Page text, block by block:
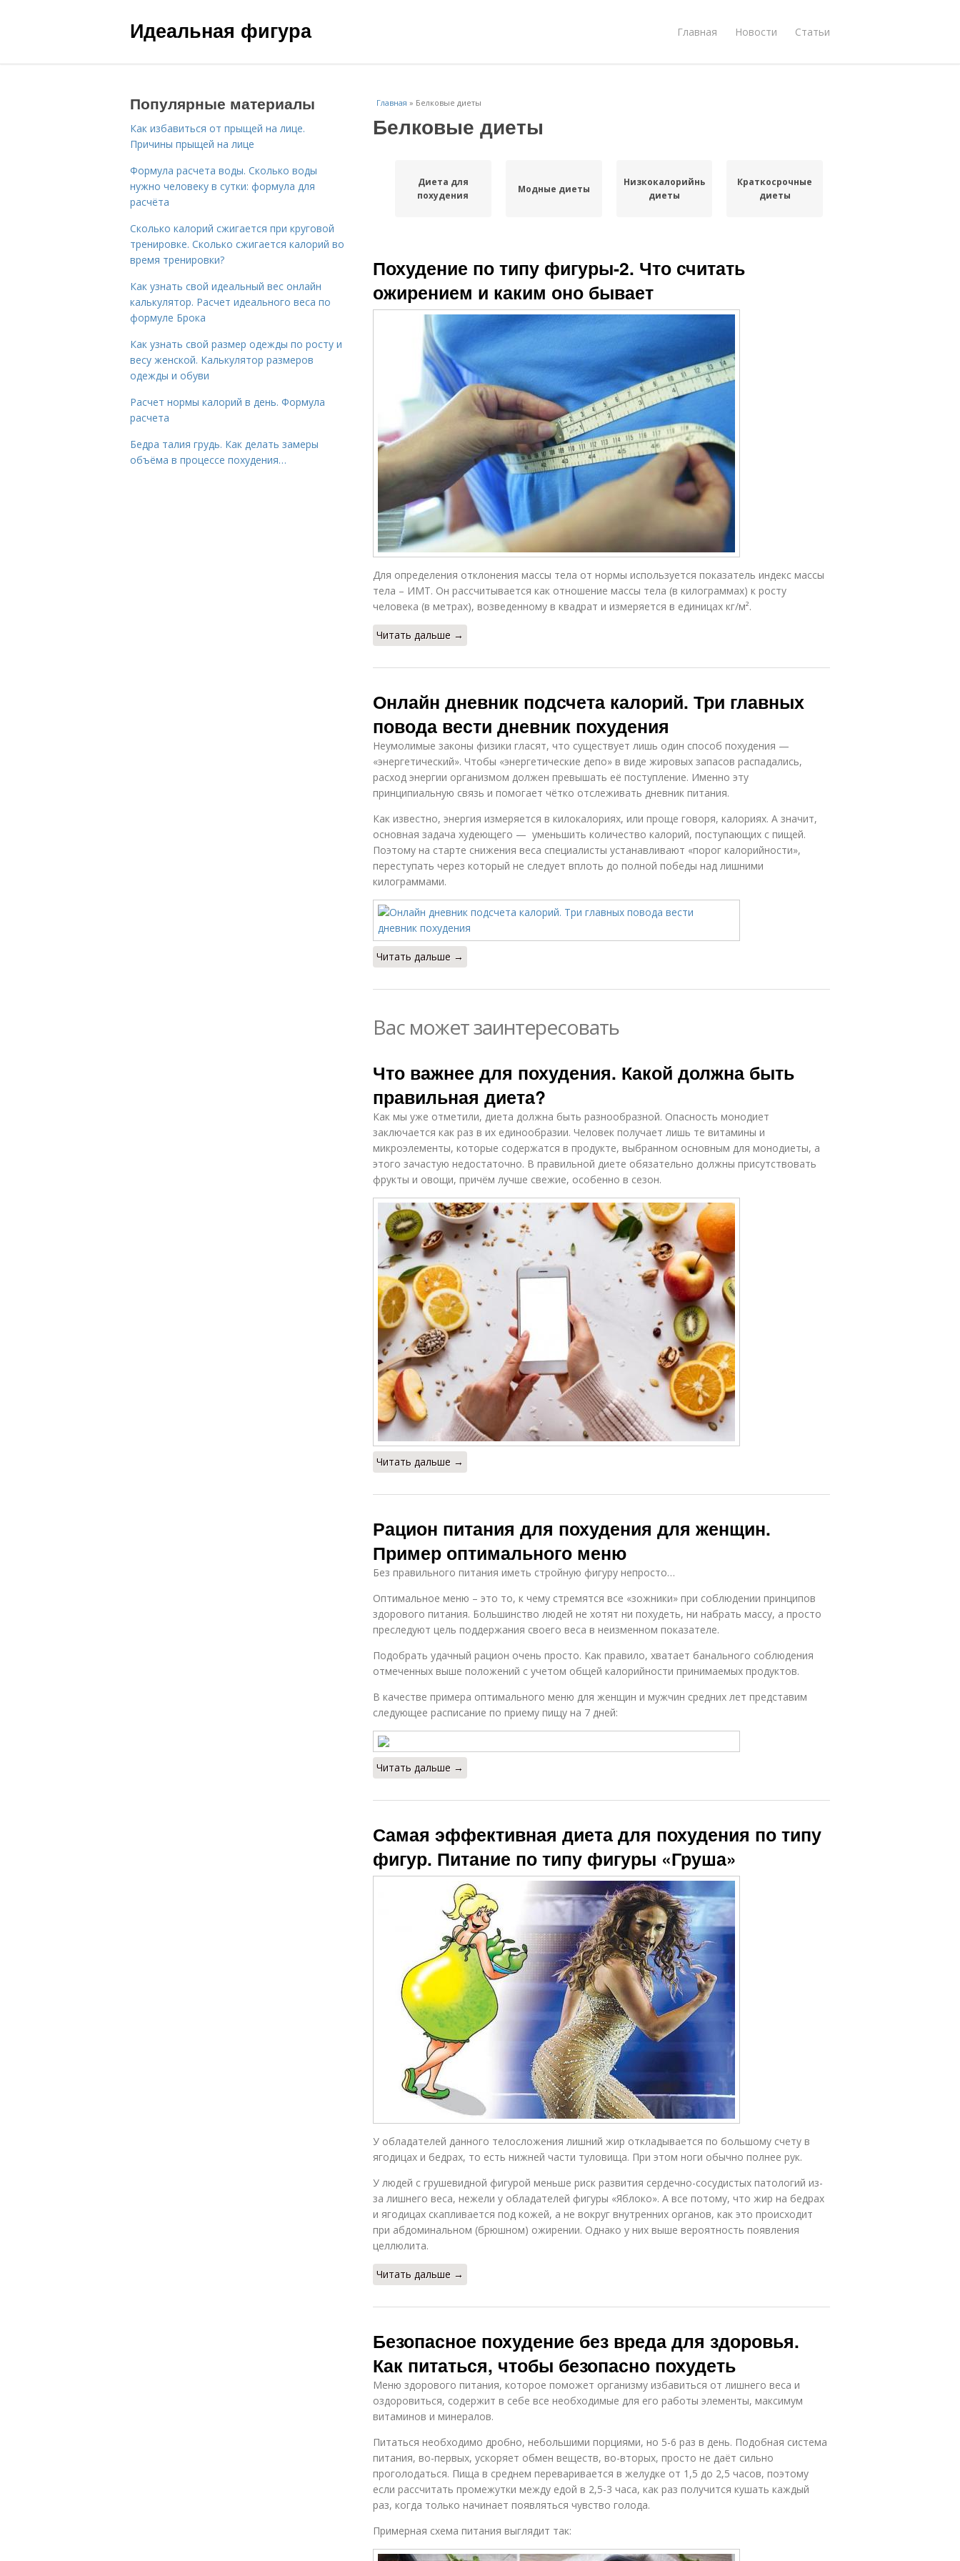
Идеальная фигура Главная Новости Статьи
Главная » Белковые диеты
Белковые диеты
Диета для
похудения
Модные диеты
Низкокалорийные
диеты
Краткосрочные
диеты
Похудение по типу фигуры-2. Что считать
ожирением и каким оно бывает
Для определения отклонения массы тела от нормы используется показатель индекс массы
тела – ИМТ. Он рассчитывается как отношение массы тела (в килограммах) к росту
человека (в метрах), возведенному в квадрат и измеряется в единицах кг/м².
Читать дальше →
Онлайн дневник подсчета калорий. Три главных
повода вести дневник похудения
Неумолимые законы физики гласят, что существует лишь один способ похудения —
«энергетический». Чтобы «энергетические депо» в виде жировых запасов распадались,
расход энергии организмом должен превышать её поступление. Именно эту
принципиальную связь и помогает чётко отслеживать дневник питания.
Как известно, энергия измеряется в килокалориях, или проще говоря, калориях. А значит,
основная задача худеющего — уменьшить количество калорий, поступающих с пищей.
Поэтому на старте снижения веса специалисты устанавливают «порог калорийности»,
переступать через который не следует вплоть до полной победы над лишними
килограммами.
Читать дальше →
Вас может заинтересовать
Что важнее для похудения. Какой должна быть
правильная диета?
Как мы уже отметили, диета должна быть разнообразной. Опасность монодиет
заключается как раз в их единообразии. Человек получает лишь те витамины и
микроэлементы, которые содержатся в продукте, выбранном основным для монодиеты, а
этого зачастую недостаточно. В правильной диете обязательно должны присутствовать
фрукты и овощи, причём лучше свежие, особенно в сезон.
Читать дальше →
Рацион питания для похудения для женщин.
Пример оптимального меню
Без правильного питания иметь стройную фигуру непросто…
Оптимальное меню – это то, к чему стремятся все «зожники» при соблюдении принципов
здорового питания. Большинство людей не хотят ни похудеть, ни набрать массу, а просто
преследуют цель поддержания своего веса в неизменном показателе.
Подобрать удачный рацион очень просто. Как правило, хватает банального соблюдения
отмеченных выше положений с учетом общей калорийности принимаемых продуктов.
В качестве примера оптимального меню для женщин и мужчин средних лет представим
следующее расписание по приему пищу на 7 дней:
Читать дальше →
Самая эффективная диета для похудения по типу
фигур. Питание по типу фигуры «Груша»
У обладателей данного телосложения лишний жир откладывается по большому счету в
ягодицах и бедрах, то есть нижней части туловища. При этом ноги обычно полнее рук.
У людей с грушевидной фигурой меньше риск развития сердечно-сосудистых патологий из-
за лишнего веса, нежели у обладателей фигуры «Яблоко». А все потому, что жир на бедрах
и ягодицах скапливается под кожей, а не вокруг внутренних органов, как это происходит
при абдоминальном (брюшном) ожирении. Однако у них выше вероятность появления
целлюлита.
Читать дальше →
Безопасное похудение без вреда для здоровья.
Как питаться, чтобы безопасно похудеть
Меню здорового питания, которое поможет организму избавиться от лишнего веса и
оздоровиться, содержит в себе все необходимые для его работы элементы, максимум
витаминов и минералов.
Питаться необходимо дробно, небольшими порциями, но 5-6 раз в день. Подобная система
питания, во-первых, ускоряет обмен веществ, во-вторых, просто не даёт сильно
проголодаться. Пища в среднем переваривается в желудке от 1,5 до 2,5 часов, поэтому
если рассчитать промежутки между едой в 2,5-3 часа, как раз получится кушать каждый
раз, когда только начинает появляться чувство голода.
Примерная схема питания выглядит так:
Популярные материалы
Как избавиться от прыщей на лице.
Причины прыщей на лице
Формула расчета воды. Сколько воды
нужно человеку в сутки: формула для
расчёта
Сколько калорий сжигается при круговой
тренировке. Сколько сжигается калорий во
время тренировки?
Как узнать свой идеальный вес онлайн
калькулятор. Расчет идеального веса по
формуле Брока
Как узнать свой размер одежды по росту и
весу женской. Калькулятор размеров
одежды и обуви
Расчет нормы калорий в день. Формула
расчета
Бедра талия грудь. Как делать замеры
объёма в процессе похудения…